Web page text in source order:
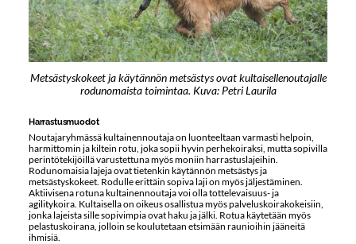
Metsästyskokeet ja käytännön metsästys ovat kultaisellenoutajalle
rodunomaista toimintaa. Kuva: Petri Laurila
Harrastusmuodot
Noutajaryhmässä kultainennoutaja on luonteeltaan varmasti helpoin,
harmittomin ja kiltein rotu, joka sopii hyvin perhekoiraksi, mutta sopivilla
perintötekijöillä varustettuna myös moniin harrastuslajeihin.
Rodunomaisia lajeja ovat tietenkin käytännön metsästys ja
metsästyskokeet. Rodulle erittäin sopiva laji on myös jäljestäminen.
Aktiivisena rotuna kultainennoutaja voi olla tottelevaisuus- ja
agilitykoira. Kultaisella on oikeus osallistua myös palveluskoirakokeisiin,
jonka lajeista sille sopivimpia ovat haku ja jälki. Rotua käytetään myös
pelastuskoirana, jolloin se koulutetaan etsimään raunioihin jääneitä
ihmisiä.